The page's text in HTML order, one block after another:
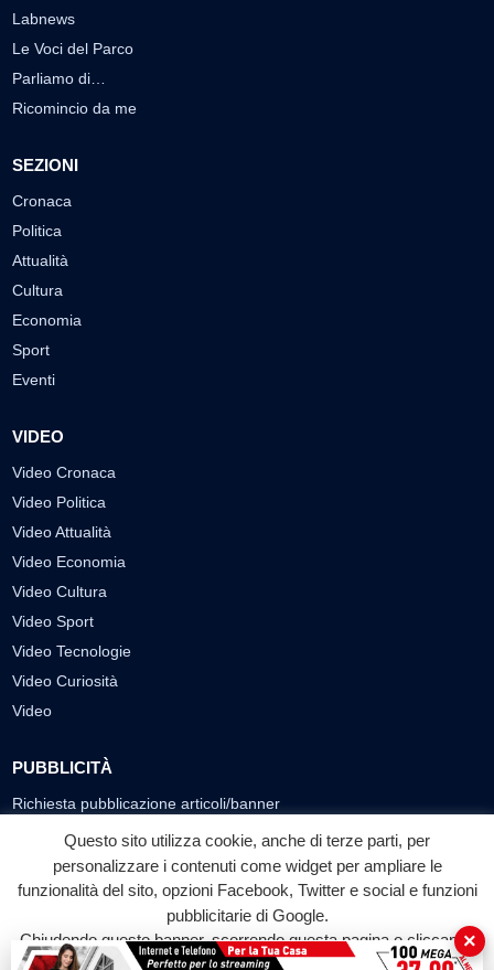
Labnews
Le Voci del Parco
Parliamo di…
Ricomincio da me
SEZIONI
Cronaca
Politica
Attualità
Cultura
Economia
Sport
Eventi
VIDEO
Video Cronaca
Video Politica
Video Attualità
Video Economia
Video Cultura
Video Sport
Video Tecnologie
Video Curiosità
Video
PUBBLICITÀ
Richiesta pubblicazione articoli/banner
SEGUICI SUI SOCIAL
f
Facebook
◎ ▶
YouTube
Questo sito utilizza cookie, anche di terze parti, per
personalizzare i contenuti come widget per ampliare le
funzionalità del sito, opzioni Facebook, Twitter e social e funzioni
pubblicitarie di Google.
Chiudendo questo banner, scorrendo questa pagina o cliccando
su qualunque suo elemento acconsenti all'uso dei cookie.
×